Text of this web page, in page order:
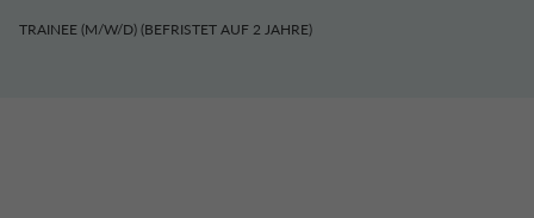
TRAINEE (M/W/D) (BEFRISTET AUF 2 JAHRE)